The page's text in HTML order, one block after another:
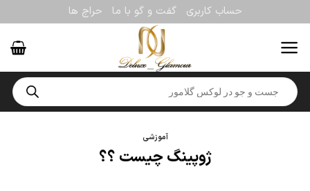
to
content
حساب کاربری گفت و گو با ما حراج ها
Products
search
آموزشی
ژوپینگ چیست ؟؟